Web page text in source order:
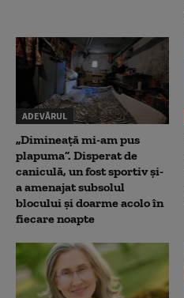
ADEVĂRUL
„Dimineață mi-am pus
plapuma”. Disperat de
caniculă, un fost sportiv și-
a amenajat subsolul
blocului și doarme acolo în
fiecare noapte